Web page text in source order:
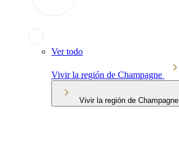
Ver todo
Vivir la región de Champagne
Vivir la región de Champagne